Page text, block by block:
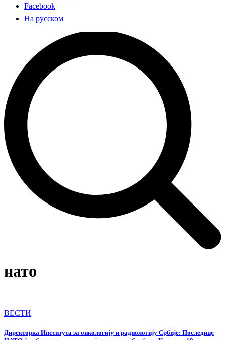
Facebook
На русском
нато
ВЕСТИ
Директорка Института за онкологију и радиологију Србије: Последице